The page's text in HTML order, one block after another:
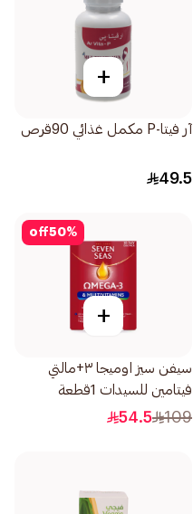
+
آر فيتا-P مكمل غذائي 90قرص
49.5
50%
off
+
سيفن سيز اوميجا ٣+مالتي
فيتامين للسيدات 1قطعة
109
54.5